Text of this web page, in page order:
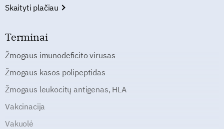
Skaityti plačiau
Terminai
Žmogaus imunodeficito virusas
Žmogaus kasos polipeptidas
Žmogaus leukocitų antigenas, HLA
Vakcinacija
Vakuolė